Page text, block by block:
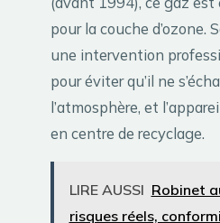
pour la couche d’ozone.
une intervention
pour éviter qu’il ne
l’atmosphère, et
en centre de recyclage.
LIRE AUSSI Robinet
risques réels,